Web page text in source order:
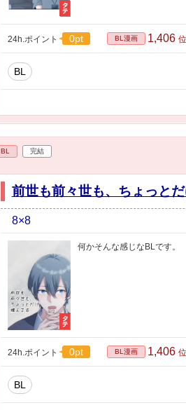
24h.ポイント 0pt BL漫画 1,406
BL
BL 完結
前世も前々世も、ちょっと
8×8
何かそんな感じなBLです。
24h.ポイント 0pt BL漫画 1,406
BL